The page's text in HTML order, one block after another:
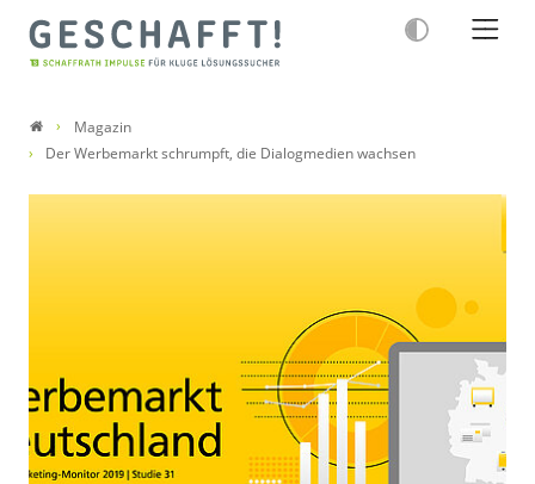
Magazin
Der Werbemarkt schrumpft, die Dialogmedien wachsen